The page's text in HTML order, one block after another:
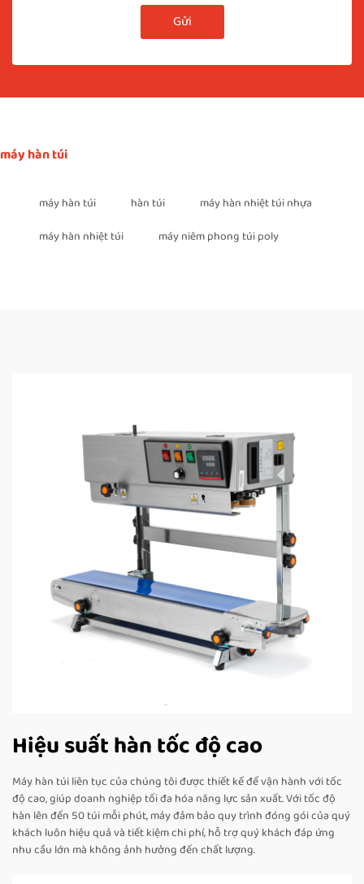
Gửi
máy hàn túi
máy hàn túi hàn túi
máy hàn nhiệt túi nhựa
máy hàn nhiệt túi
máy niêm phong túi poly
Hiệu suất hàn tốc độ cao
Máy hàn túi liên tục của chúng tôi được thiết kế để vận hành với tốc
độ cao, giúp doanh nghiệp tối đa hóa năng lực sản xuất. Với tốc độ
hàn lên đến 50 túi mỗi phút, máy đảm bảo quy trình đóng gói của quý
khách luôn hiệu quả và tiết kiệm chi phí, hỗ trợ quý khách đáp ứng
nhu cầu lớn mà không ảnh hưởng đến chất lượng.